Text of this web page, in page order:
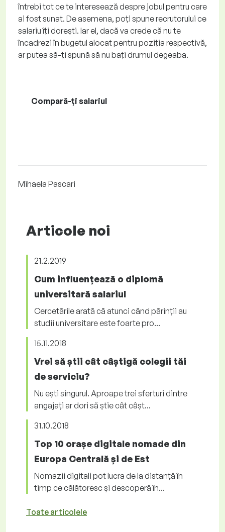
întrebi tot ce te interesează despre jobul pentru care
ai fost sunat. De asemena, poți spune recrutorului ce
salariu îți dorești. Iar el, dacă va crede că nu te
încadrezi în bugetul alocat pentru poziția respectivă,
ar putea să-ți spună să nu bați drumul degeaba.
Compară-ți salariul
Mihaela Pascari
Articole noi
21.2.2019
Cum influențează o diplomă
universitară salariul
Cercetările arată că atunci când părinții au
studii universitare este foarte pro...
15.11.2018
Vrei să știi cât câștigă colegii tăi
de serviciu?
Nu ești singurul. Aproape trei sferturi dintre
angajați ar dori să știe cât câșt...
31.10.2018
Top 10 orașe digitale nomade din
Europa Centrală și de Est
Nomazii digitali pot lucra de la distanță în
timp ce călătoresc și descoperă în...
Toate articolele